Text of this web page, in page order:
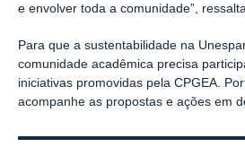
e envolver toda a comunidade”, ressalta.
Para que a sustentabilidade na
comunidade acadêmica precisa
iniciativas promovidas pela CPGEA.
acompanhe as propostas e ações em